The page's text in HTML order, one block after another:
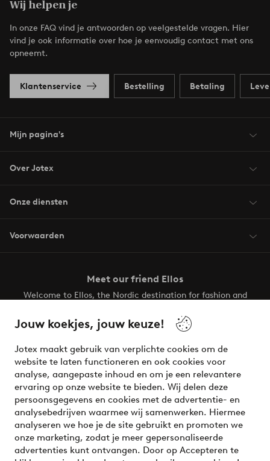
Jouw koekjes, jouw keuze!
Jotex maakt gebruik van verplichte cookies om de
website te laten functioneren en ook cookies voor
analyse, aangepaste inhoud en om je een relevantere
ervaring op onze website te bieden. Wij delen deze
persoonsgegevens en cookies met de advertentie- en
analysebedrijven waarmee wij samenwerken. Hiermee
analyseren we hoe je de site gebruikt en promoten we
onze marketing, zodat je meer gepersonaliseerde
advertenties kunt ontvangen. Door op Accepteren te
Wij helpen je
In onze FAQ vind je antwoorden op veelgestelde vragen. Hier
vind je ook informatie over hoe je eenvoudig contact met ons
opneemt.
Klantenservice Bestelling Betaling
Mijn pagina's
Over Jotex
Onze diensten
Voorwaarden
Meet our friend Ellos
Welcome to Ellos, the Nordic destination for fashion and
your wardrobe. Your next inspiring look is here!
Veilig betalen - Nu betalen of opsplitsen
Wil je meer weten over onze betaalopties?